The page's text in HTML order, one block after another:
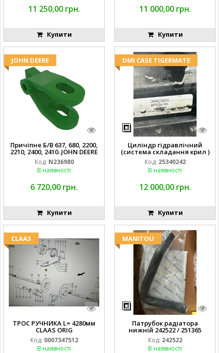
11 250,00 грн.
Купити
11 000,00 грн.
Купити
JOHN DEERE
Причіпне Б/В 637, 680, 2200,
2210, 2400, 2410. JOHN DEERE
Код: N236980
В наявності
6 720,00 грн.
Купити
DMI CASE TIGERMATE
Циліндр гідравлічний
(система складання крил )
Код: 25340242
В наявності
12 000,00 грн.
Купити
CLAAS
ТРОС РУЧНИКА L= 4280мм
CLAAS ORIG
Код: 0007347512
В наявності
MANITOU
Патрубок радіатора
нижній 242522 / 251365
Код: 242522
В наявності